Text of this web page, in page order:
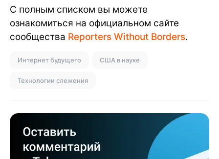
С полным списком вы можете
ознакомиться на официальном сайте
сообщества Reporters Without Borders.
Интернет будущего США в науке
Технологии слежения